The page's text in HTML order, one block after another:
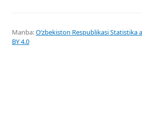
Manba:Oʻzbekiston Respublikasi Statistika
BY 4.0